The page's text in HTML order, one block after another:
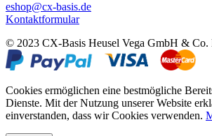
eshop@cx-basis.de
Kontaktformular
© 2023 CX-Basis Heusel Vega GmbH & Co.
Cookies ermöglichen eine bestmögliche
Dienste. Mit der Nutzung unserer Website
einverstanden, dass wir Cookies verwenden.